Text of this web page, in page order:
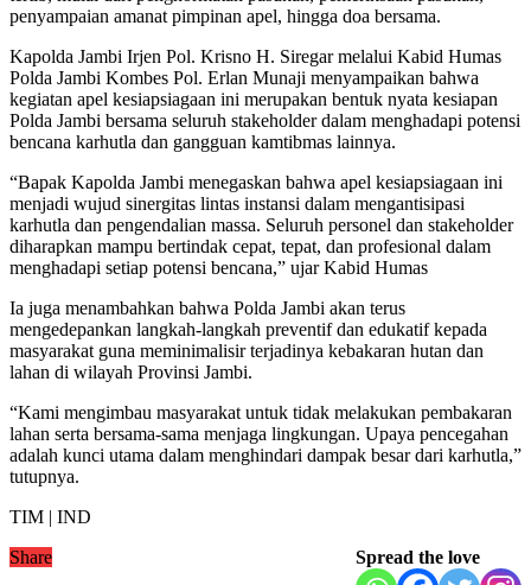
penyampaian amanat pimpinan apel, hingga doa bersama.
Kapolda Jambi Irjen Pol. Krisno H. Siregar melalui Kabid Humas
Polda Jambi Kombes Pol. Erlan Munaji menyampaikan bahwa
kegiatan apel kesiapsiagaan ini merupakan bentuk nyata kesiapan
Polda Jambi bersama seluruh stakeholder dalam menghadapi potensi
bencana karhutla dan gangguan kamtibmas lainnya.
“Bapak Kapolda Jambi menegaskan bahwa apel kesiapsiagaan ini
menjadi wujud sinergitas lintas instansi dalam mengantisipasi
karhutla dan pengendalian massa. Seluruh personel dan stakeholder
diharapkan mampu bertindak cepat, tepat, dan profesional dalam
menghadapi setiap potensi bencana,” ujar Kabid Humas
Ia juga menambahkan bahwa Polda Jambi akan terus
mengedepankan langkah-langkah preventif dan edukatif kepada
masyarakat guna meminimalisir terjadinya kebakaran hutan dan
lahan di wilayah Provinsi Jambi.
“Kami mengimbau masyarakat untuk tidak melakukan pembakaran
lahan serta bersama-sama menjaga lingkungan. Upaya pencegahan
adalah kunci utama dalam menghindari dampak besar dari karhutla,”
tutupnya.
TIM | IND
Spread the love
Share